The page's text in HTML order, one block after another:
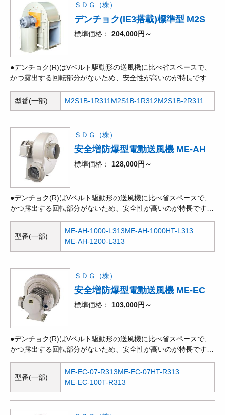
ＳＤＧ（株）
デンチョク(IE3搭載)標準型 M2S
標準価格 204,000円～
●デンチョク(R)はVベルト駆動形の送風機に比べ省スペースで、
かつ露出する回転部分がないため、安全性が高いのが特長です。
送風機の中では、一定の風量を得るには最も小形ですが、ター
ボ、エアホイルなどと比べ、効率が低く、騒音も高くなります。
型番(一部) M2S1B-1R311 M2S1B-1R312M2S1B-2R311
ＳＤＧ（株）
安全増防爆型電動送風機 ME-AH
標準価格 128,000円～
●デンチョク(R)はVベルト駆動形の送風機に比べ省スペースで、
かつ露出する回転部分がないため、安全性が高いのが特長です。
しているため、最も効率が良く、特に騒音は大幅に低くなりま
す。●昭和電機社製の防爆形電動機を取り付けて、可燃性ガスが
発生・滞留している場所で使用できるタイプです。●時代の要求
に合わせた送風機です。同性能のターボ型送風機と比較して、騒
音は5～7dB低く、効率は約10%高くなっています。
型番(一部)
ME-AH-1000-L313ME-AH-1000HT-L313
ME-AH-1200-L313
ＳＤＧ（株）
安全増防爆型電動送風機 ME-EC
標準価格 103,000円～
●デンチョク(R)はVベルト駆動形の送風機に比べ省スペースで、
かつ露出する回転部分がないため、安全性が高いのが特長です。
め、効率も良く、騒音も低い値になります。風量、静圧とも高範
囲に使用できます。ターボでシロッコ領域までカバーしていま
す。●昭和電機社製の防爆形電動機を取り付けて、可燃性ガスが
発生・滞留している場所で使用できるタイプです。●産業用機器
や装置などへの組み付け時の作業性の良さ、使いやすさ等、多用
型番(一部)
ME-EC-07-R313ME-EC-07HT-R313
ME-EC-100T-R313